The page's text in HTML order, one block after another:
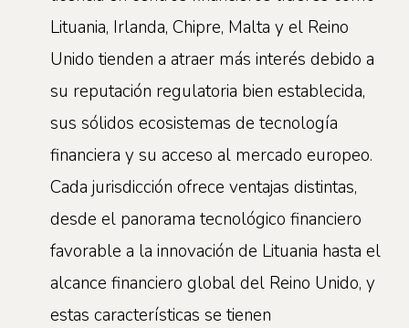
Lituania, Irlanda, Chipre, Malta y el Reino
Unido tienden a atraer más interés debido a
su reputación regulatoria bien establecida,
sus sólidos ecosistemas de tecnología
financiera y su acceso al mercado europeo.
Cada jurisdicción ofrece ventajas distintas,
desde el panorama tecnológico financiero
favorable a la innovación de Lituania hasta el
alcance financiero global del Reino Unido, y
estas características se tienen